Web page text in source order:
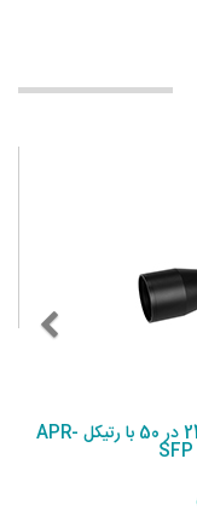
دوربین روی سلاح المنت هلیکس نسل2 6 تا 24 در 50 با رتیکل APR-